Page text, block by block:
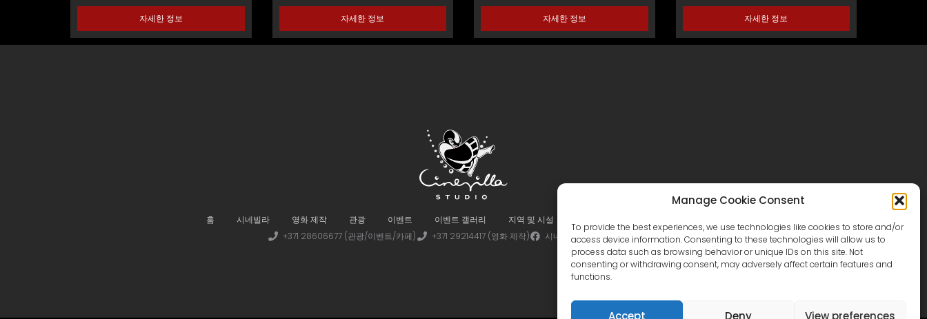
Manage Cookie Consent
To provide the best experiences, we use technologies like cookies to store and/or
access device information. Consenting to these technologies will allow us to
process data such as browsing behavior or unique IDs on this site. Not
consenting or withdrawing consent, may adversely affect certain features and
functions.
Accept Deny View preferences
자세한 정보 자세한 정보 자세한 정보 자세한 정보
홈 시네빌라 영화 제작 관광 이벤트 이벤트 갤러리 지역 및 시설
+371 28606677 (관광/이벤트/카페)
+371 29214417 (영화 제작) 시네빌라 시네빌라스튜디오